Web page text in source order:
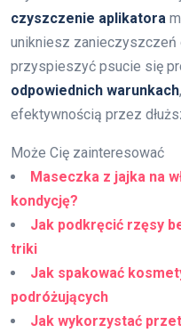
czyszczenie aplikatora
unikniesz zanieczyszczeń
przyspieszyć psucie się
odpowiednich warunkach
efektywnością przez
Może Cię zainteresować
Maseczka z jajka na
kondycję?
Jak podkręcić rzęsy
triki
Jak spakować
podróżujących
Jak wykorzystać